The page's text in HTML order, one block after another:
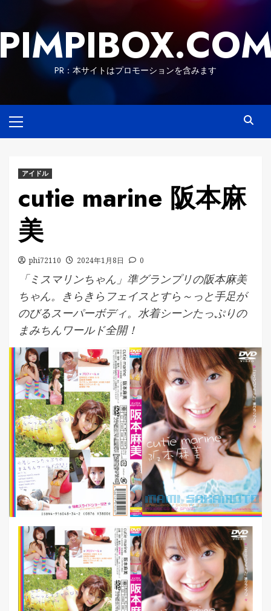
content
PR：本サイトはプロモーションを含みます
Menu
アイドル
cutie marine 阪本麻
美
phi72110 2024年1月8日 0
「ミスマリンちゃん」準グランプリの阪本麻美
ちゃん。きらきらフェイスとすら～っと手足が
のびるスーパーボディ。水着シーンたっぷりの
まみちんワールド全開！